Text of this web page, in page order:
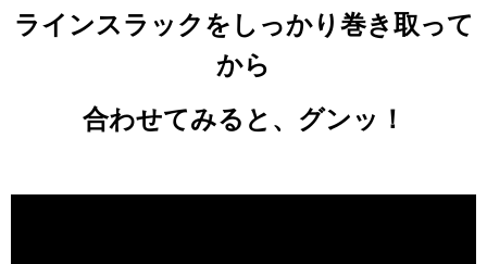
ラインスラックをしっかり巻き取って
から
合わせてみると、グンッ！